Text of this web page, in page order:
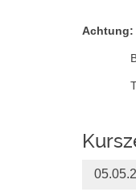
Achtung:
Bei